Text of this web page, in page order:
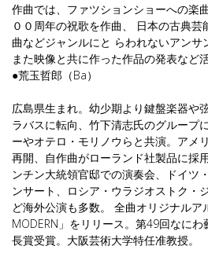
作曲では、ファツションショーへの楽
００周年の祝歌を作曲、 日本の古典
曲などジャンルにと らわれないアンサ
また映像と共に作った作品の発表など
●荒玉哲郎（Ba）
広島県生まれ。幼少期より鍵盤楽器や
ラバスに転向、竹下清志氏のグループ
ーやオテロ・モリノウらと共演。アメ
再開、自作曲がローランド社製品に採
ンチン大統領官邸での演奏会、ドイツ
ンサート、ロシア・ウラジオストク・
ど海外公演も多数。 全曲オリジナルア
MODERN」をリリース。第49回なに
長賞受賞。大阪芸術大学特任准教授。